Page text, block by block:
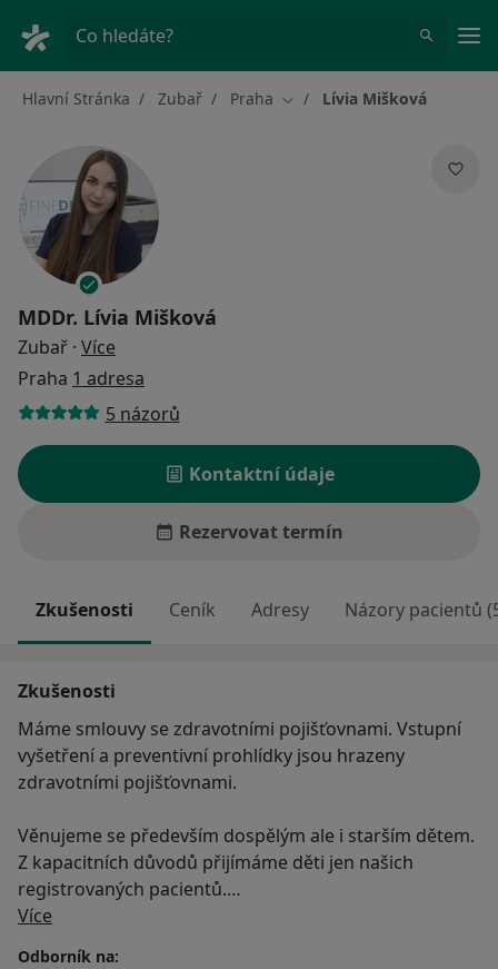
Co hledáte?
Hlavní Stránka Zubař Praha Změna města
Lívia Mišková
MDDr. Lívia Mišková
Zubař · Více
Praha 1 adresa
5 názorů
Kontaktní údaje
Rezervovat termín
Zkušenosti Ceník Adresy Názory pacientů
Zkušenosti
Máme smlouvy se zdravotními pojišťovnami. Vstupní
vyšetření a preventivní prohlídky jsou hrazeny
zdravotními pojišťovnami.
Věnujeme se především dospělým ale i starším dětem.
Z kapacitních důvodů přijímáme děti jen našich
registrovaných pacientů.
Máme smlouvy se všemi pojišťovnami .
Více
Odborník na: